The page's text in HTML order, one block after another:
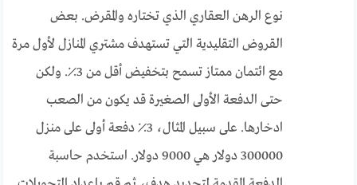
نوع الرهن العقاري الذي تختاره والمقرض. بعض
القروض التقليدية التي تستهدف مشتري المنازل لأول مرة
مع ائتمان ممتاز تسمح بتخفيض أقل من 3٪. ولكن
حتى الدفعة الأولى الصغيرة قد يكون من الصعب
ادخارها. على سبيل المثال، 3٪ دفعة أولى على منزل
300000 دولار هي 9000 دولار. استخدم حاسبة